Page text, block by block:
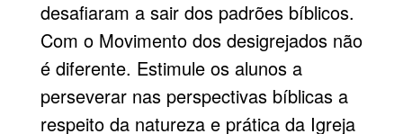
desafiaram a sair dos padrões bíblicos.
Com o Movimento dos desigrejados não
é diferente. Estimule os alunos a
perseverar nas perspectivas bíblicas a
respeito da natureza e prática da Igreja